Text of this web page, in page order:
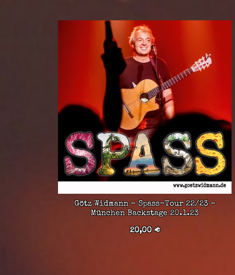
Götz Widmann – Spass-Tour 22/23 –
München Backstage 20.1.23
20,00€